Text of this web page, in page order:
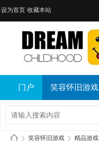
设为首页 收藏本站
门户 笑容怀旧游戏
笑容怀旧游戏 精品游戏